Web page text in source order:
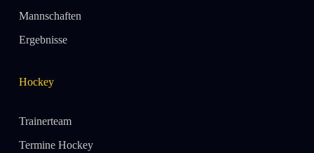
Mannschaften
Ergebnisse
Hockey
Trainerteam
Termine Hockey